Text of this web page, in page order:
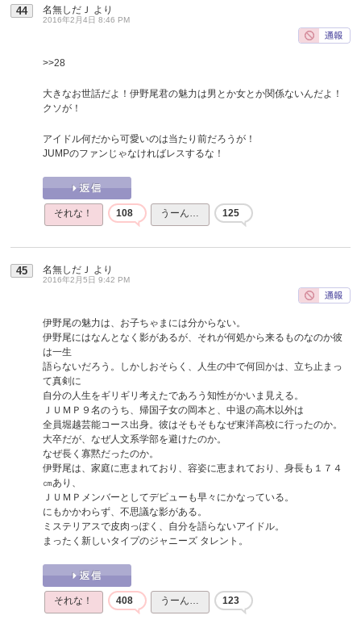
44 名無しだＪ より
2016年2月4日 8:46 PM
>>28
大きなお世話だよ！伊野尾君の魅力は男とか女とか関係ないんだよ！
クソが！
アイドル何だから可愛いのは当たり前だろうが！
JUMPのファンじゃなければレスするな！
それな！ 108 うーん… 125
45 名無しだＪ より
2016年2月5日 9:42 PM
伊野尾の魅力は、お子ちゃまには分からない。
伊野尾にはなんとなく影があるが、それが何処から来るものなのか彼
は一生
語らないだろう。しかしおそらく、人生の中で何回かは、立ち止まっ
て真剣に
自分の人生をギリギリ考えたであろう知性がかいま見える。
ＪＵＭＰ９名のうち、帰国子女の岡本と、中退の高木以外は
全員堀越芸能コース出身。彼はそもそもなぜ東洋高校に行ったのか。
大卒だが、なぜ人文系学部を避けたのか。
なぜ長く寡黙だったのか。
伊野尾は、家庭に恵まれており、容姿に恵まれており、身長も１７４
㎝あり、
ＪＵＭＰメンバーとしてデビューも早々にかなっている。
にもかかわらず、不思議な影がある。
ミステリアスで皮肉っぽく、自分を語らないアイドル。
まったく新しいタイプのジャニーズ タレント。
それな！ 408 うーん… 123